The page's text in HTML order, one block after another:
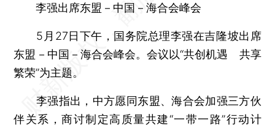
李强出席东盟－中国－海合会峰会
5月27日下午，国务院总理李强在吉隆坡出席
东盟－中国－海合会峰会。会议以“共创机遇 共享
繁荣”为主题。
李强指出，中方愿同东盟、海合会加强三方伙
伴关系，商讨制定高质量共建“一带一路”行动计